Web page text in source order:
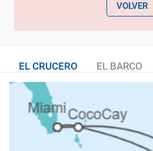
VOLVER
EL CRUCERO EL BARCO